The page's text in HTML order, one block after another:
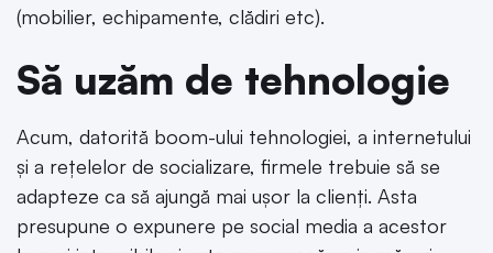
(mobilier, echipamente, clădiri etc).
Să uzăm de tehnologie
Acum, datorită boom-ului tehnologiei, a internetului
și a rețelelor de socializare, firmele trebuie să se
adapteze ca să ajungă mai ușor la clienți. Asta
presupune o expunere pe social media a acestor